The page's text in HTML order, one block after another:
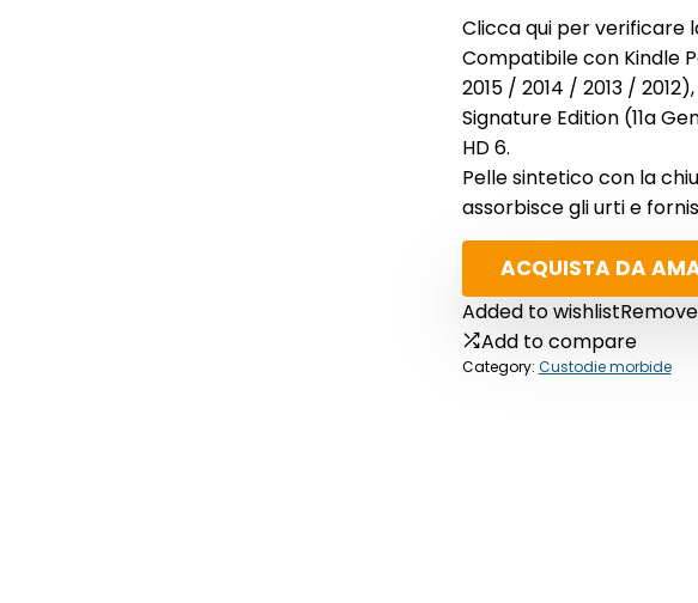
Clicca qui per verificare
Compatibile con Kindle
2015 / 2014 / 2013 /
Signature Edition (11a
HD 6.
Pelle sintetico con la
assorbisce gli urti e
ACQUISTA DA
Added to wishlist
Add to compare
Category: Custodie morbide